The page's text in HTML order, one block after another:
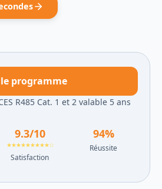
programme
R485 Cat. 1 et 2 valable 5 ans
9.3/10
★★★★★★★★★☆
Satisfaction
94%
Réussite